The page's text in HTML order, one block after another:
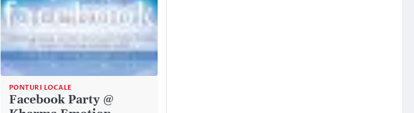
PONTURI LOCALE
Facebook Party @